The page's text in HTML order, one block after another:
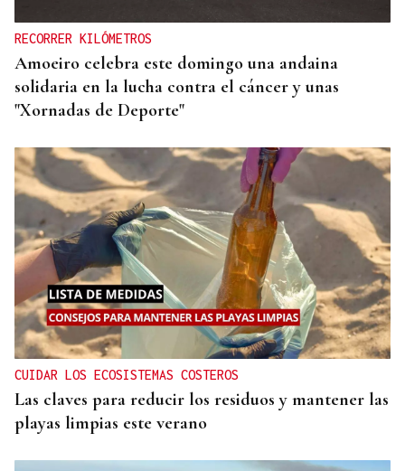
RECORRER KILÓMETROS
Amoeiro celebra este domingo una andaina
solidaria en la lucha contra el cáncer y unas
"Xornadas de Deporte"
CUIDAR LOS ECOSISTEMAS COSTEROS
Las claves para reducir los residuos y mantener las
playas limpias este verano